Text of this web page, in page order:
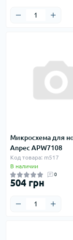
Микросхема для
Anpec APW7108
Код товара: m517
В наличии
0
504 грн